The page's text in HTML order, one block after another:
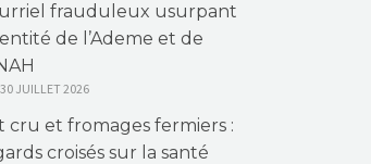
frauduleux usurpant
de l’Ademe et de
30 JUILLET 2026
cru et fromages fermiers :
croisés sur la santé